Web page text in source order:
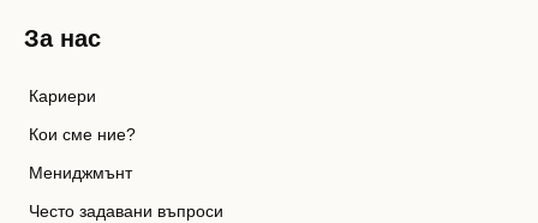
За нас
Кариери
Кои сме ние?
Мениджмънт
Често задавани въпроси